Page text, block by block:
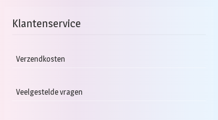
Klantenservice
Verzendkosten
Veelgestelde vragen